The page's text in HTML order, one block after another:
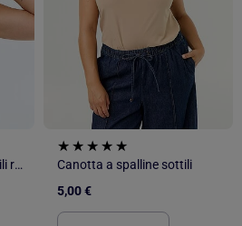
Canotta con spalline sottili regolabili
Canotta a spalline sottili
5,00 €